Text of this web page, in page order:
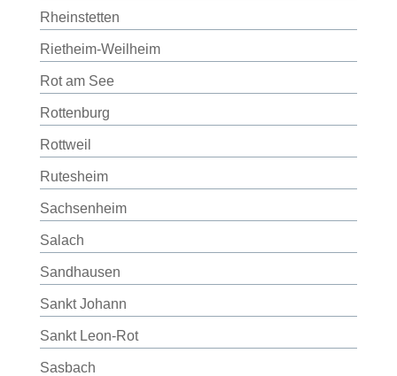
Rheinstetten
Rietheim-Weilheim
Rot am See
Rottenburg
Rottweil
Rutesheim
Sachsenheim
Salach
Sandhausen
Sankt Johann
Sankt Leon-Rot
Sasbach